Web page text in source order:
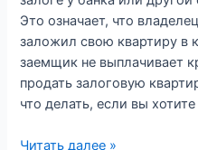
Это означает, что
заложил свою квартиру в
заемщик не выплачивает
продать залоговую
что делать, если вы
Читать далее »